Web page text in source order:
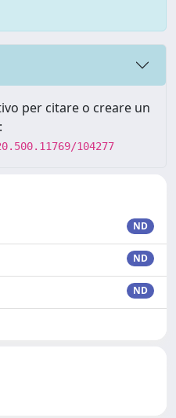
per citare o creare un
104277
ND
ND
ND